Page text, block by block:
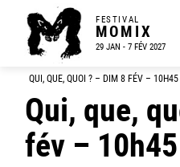
FESTIVAL
MOMIX
29 JAN - 7 FÉV 2027
QUI, QUE, QUOI ? – DIM 8 FÉV – 10H45
Qui, que,
fév – 10h45